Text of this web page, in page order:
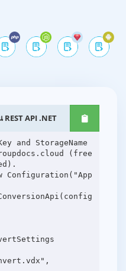
API .NET
and StorageName
(free
Configuration("App